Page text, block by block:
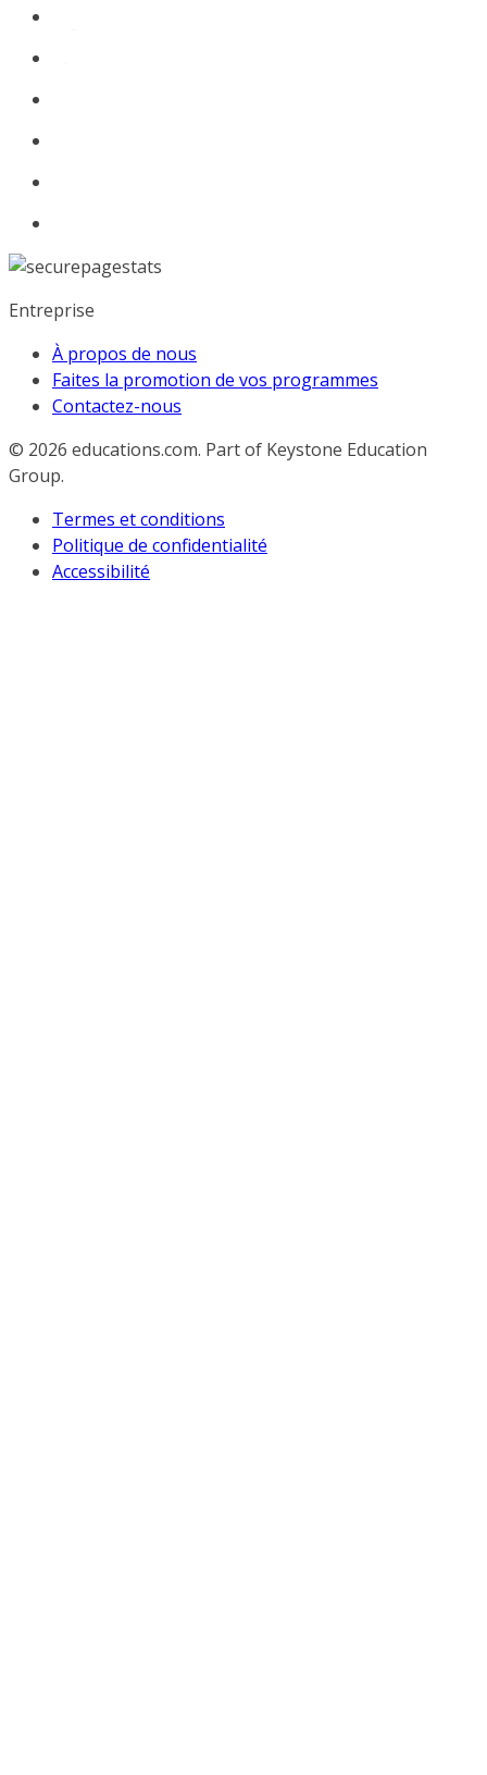
Entreprise
À propos de nous
Faites la promotion de vos programmes
Contactez-nous
© 2026 educations.com. Part of Keystone Education
Group.
Termes et conditions
Politique de confidentialité
Accessibilité